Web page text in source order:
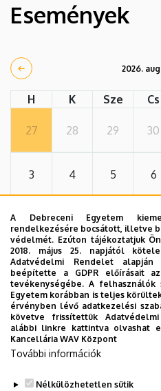
Események
2026.
H K Sze Cs
27 28 29 30
3 4 5 6
10 11 12 13
17 18 19 20
24 25 26 27
31 1
A Debreceni Egyetem
rendelkezésére bocsátott, illetve
védelmét. Ezúton tájékoztatjuk
2018. május 25. napjától
Adatvédelmi Rendelet
beépítette a GDPR előírásait
tevékenységébe. A
Egyetem korábban is teljes
érvényben lévő adatkezelési
követve frissítettük
alábbi linkre kattintva olvashat
Kancellária WAV Központ
További információk
Nélkülözhetetlen sütik